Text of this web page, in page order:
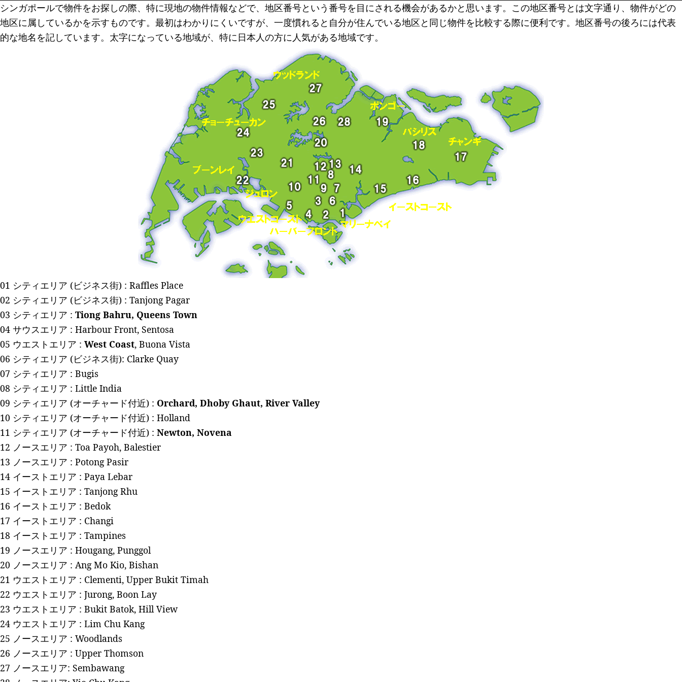
シンガポールで物件をお探しの際、特に現地の物件情報などで、地区番号という番号を目にされる機会があるかと思います。この地区番号とは文字通り、物件がどの
地区に属しているかを示すものです。最初はわかりにくいですが、一度慣れると自分が住んでいる地区と同じ物件を比較する際に便利です。地区番号の後ろには代表
的な地名を記しています。太字になっている地域が、特に日本人の方に人気がある地域です。
01 シティエリア (ビジネス街) : Raffles Place
02 シティエリア (ビジネス街) : Tanjong Pagar
03 シティエリア : Tiong Bahru, Queens Town
04 サウスエリア : Harbour Front, Sentosa
05 ウエストエリア : West Coast, Buona Vista
06 シティエリア (ビジネス街): Clarke Quay
07 シティエリア : Bugis
08 シティエリア : Little India
09 シティエリア (オーチャード付近) : Orchard, Dhoby Ghaut, River Valley
10 シティエリア (オーチャード付近) : Holland
11 シティエリア (オーチャード付近) : Newton, Novena
12 ノースエリア : Toa Payoh, Balestier
13 ノースエリア : Potong Pasir
14 イーストエリア : Paya Lebar
15 イーストエリア : Tanjong Rhu
16 イーストエリア : Bedok
17 イーストエリア : Changi
18 イーストエリア : Tampines
19 ノースエリア : Hougang, Punggol
20 ノースエリア : Ang Mo Kio, Bishan
21 ウエストエリア : Clementi, Upper Bukit Timah
22 ウエストエリア : Jurong, Boon Lay
23 ウエストエリア : Bukit Batok, Hill View
24 ウエストエリア : Lim Chu Kang
25 ノースエリア : Woodlands
26 ノースエリア : Upper Thomson
27 ノースエリア: Sembawang